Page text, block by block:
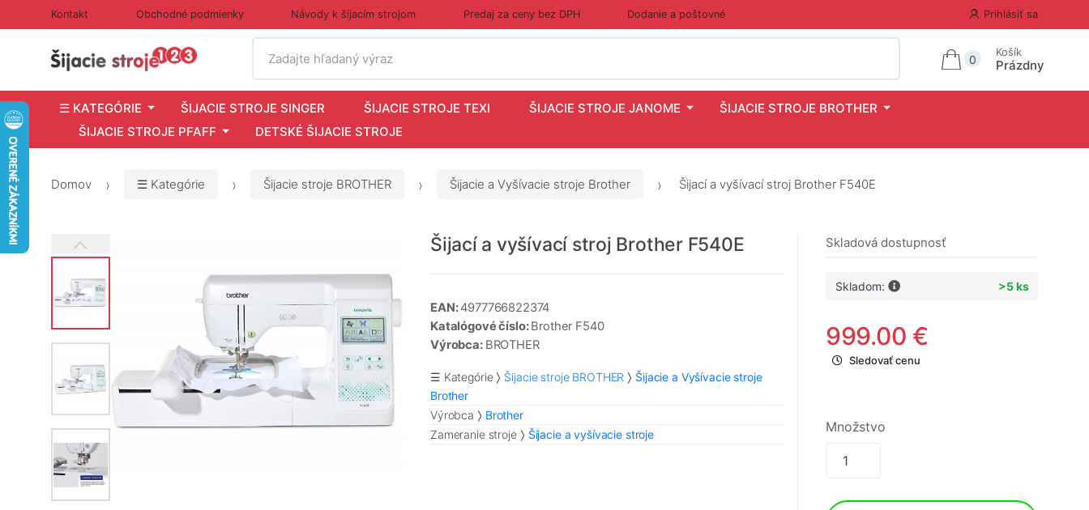
Kontakt Obchodné podmienky Návody k šijacím strojom Predaj za ceny bez DPH Dodanie a poštovné Prihlásiť sa
Zadajte hľadaný výraz
0
Košík
Prázdny
☰ KATEGÓRIE ŠIJACIE STROJE SINGER ŠIJACIE STROJE TEXI ŠIJACIE STROJE JANOME
ŠIJACIE STROJE BROTHER
ŠIJACIE STROJE PFAFF
DETSKÉ ŠIJACIE STROJE
Domov ☰ Kategórie Šijacie stroje BROTHER Šijacie a Vyšívacie stroje Brother Šijací a vyšívací stroj Brother F540E
Šijací a vyšívací stroj Brother F540E
EAN:4977766822374
Katalógové číslo:Brother F540
Výrobca: BROTHER
☰ Kategórie Šijacie stroje BROTHER
Šijacie a Vyšívacie stroje
Brother
Výrobca
Brother
Zameranie stroje
Šijacie a vyšívacie stroje
Skladová dostupnosť
Skladom: >5 ks
999.00 €
Sledovať cenu
Množstvo